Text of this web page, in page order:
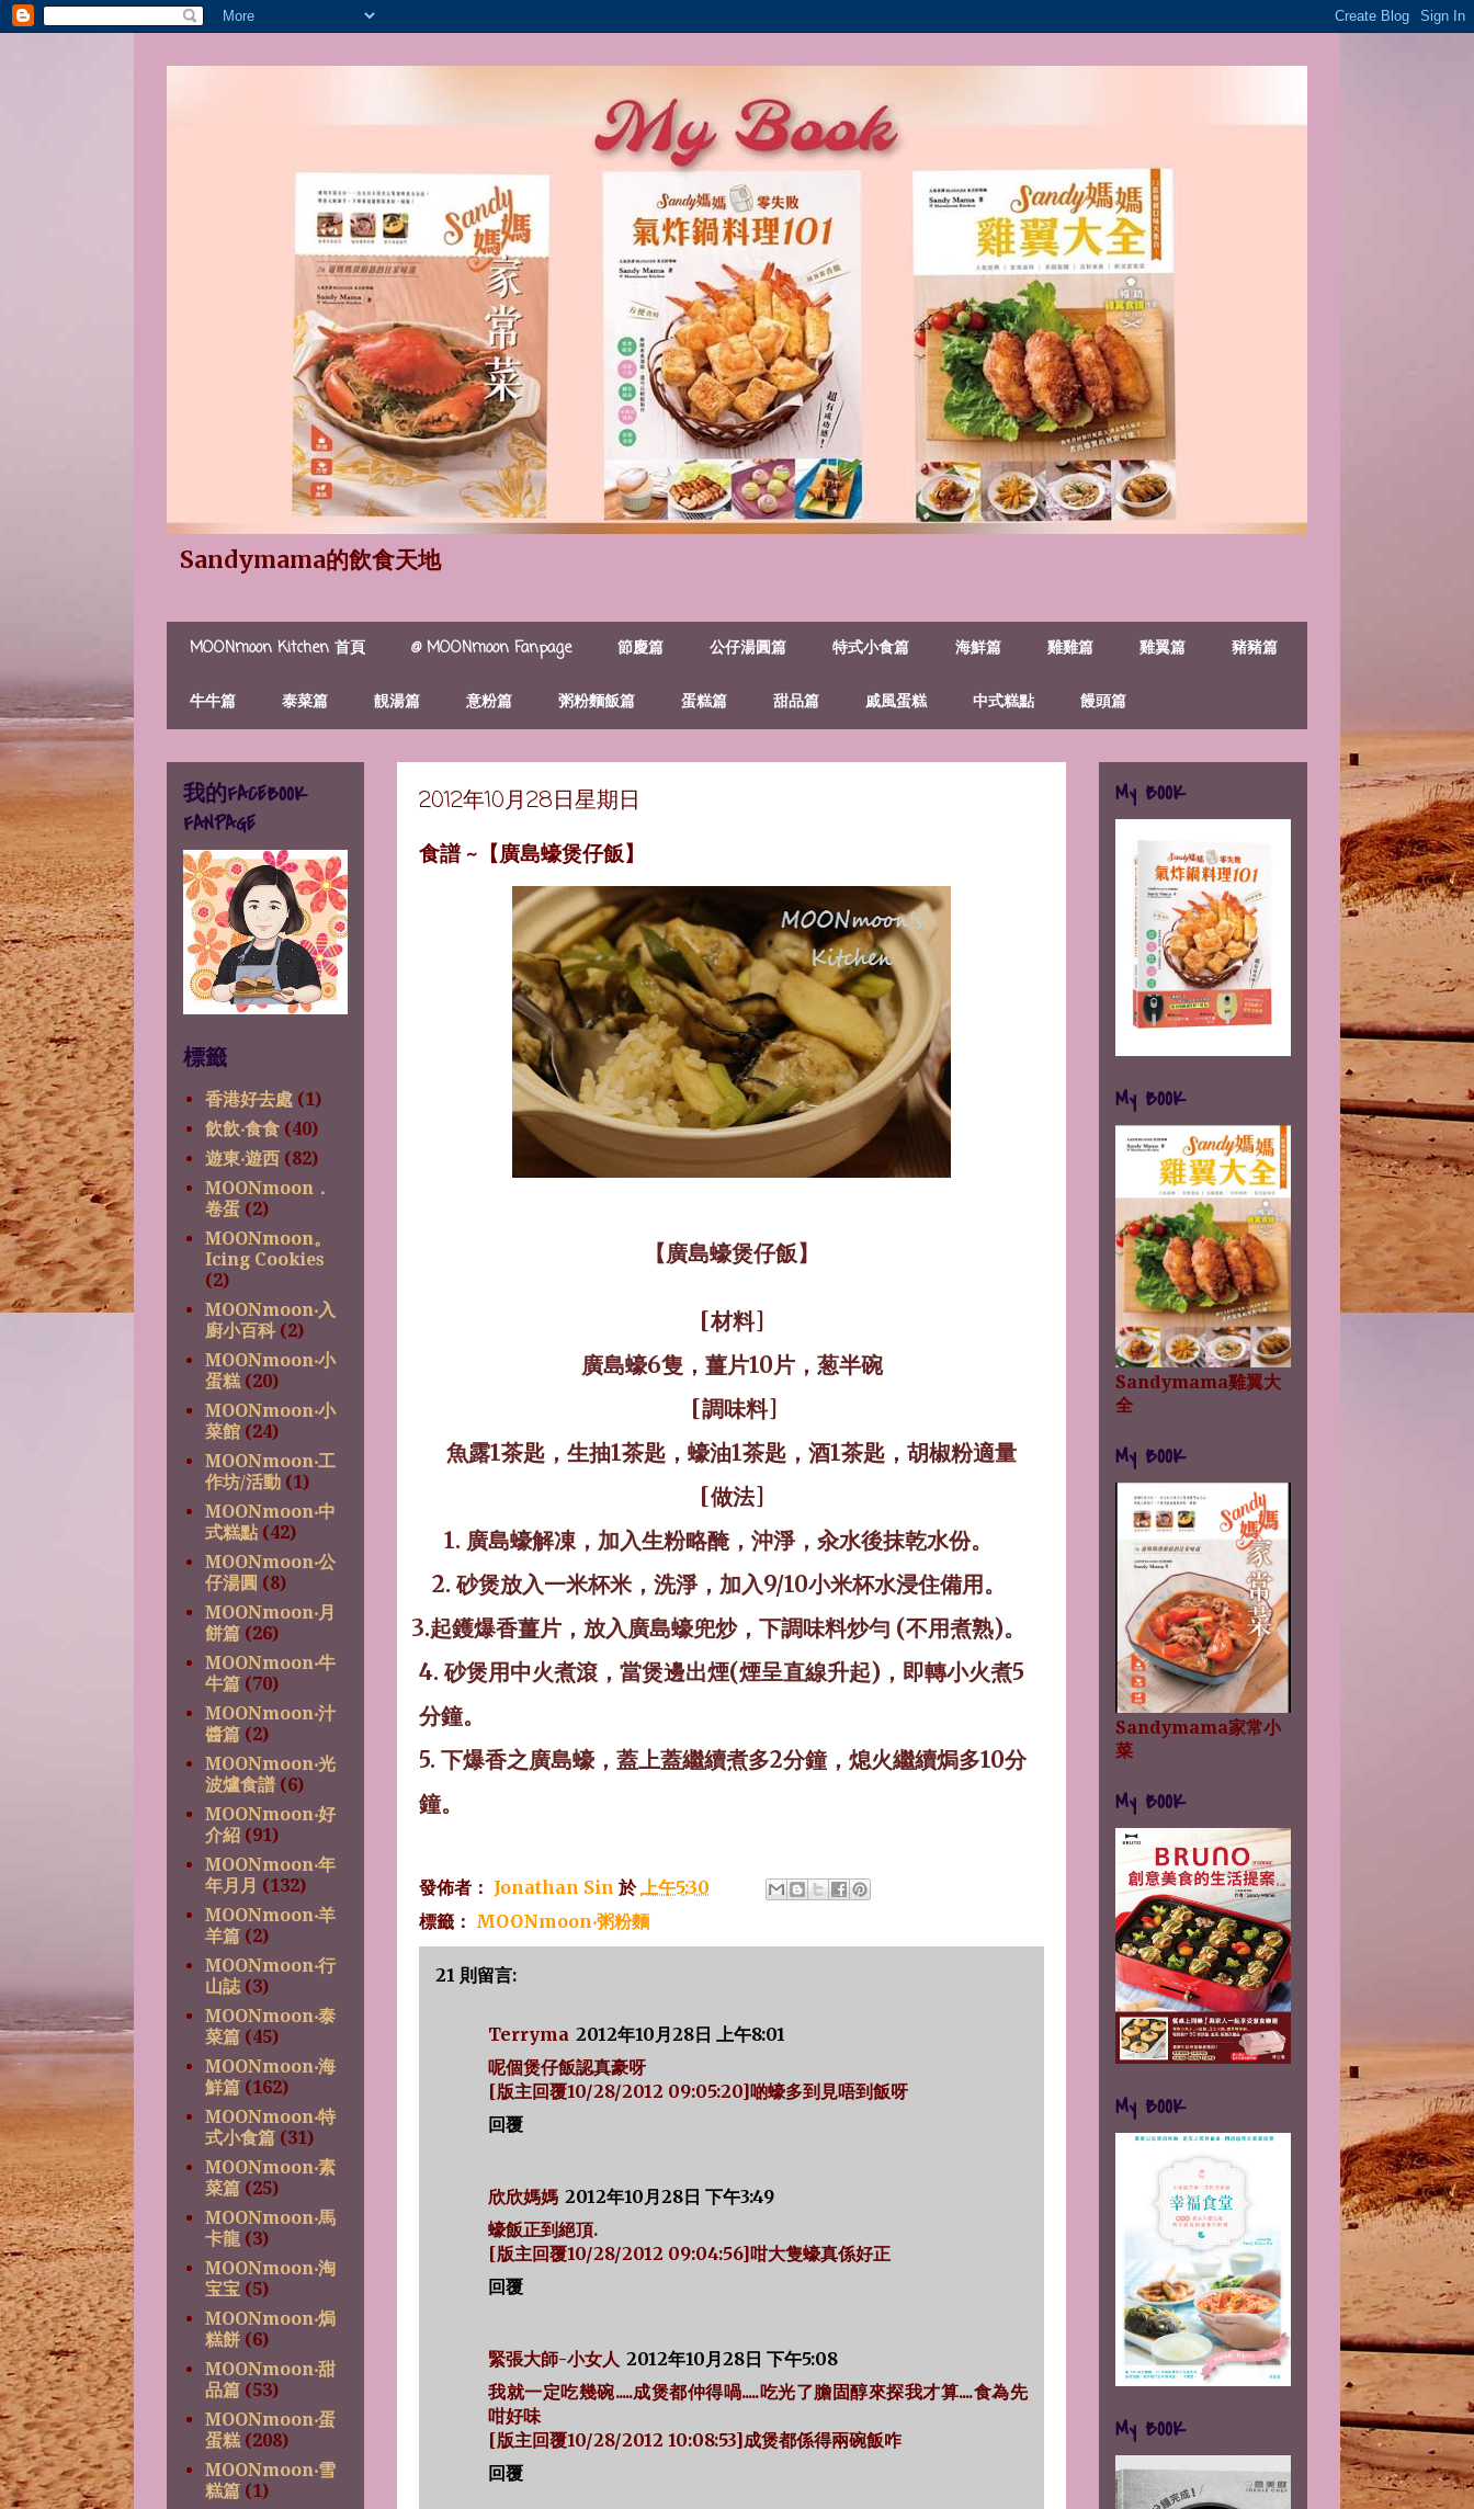
Sandymama的飲食天地
MOONmoon Kitchen 首頁 @ MOONmoon Fanpage 節慶篇 公仔湯圓篇 特式小食篇 海鮮篇 雞雞篇 雞翼篇 豬豬篇
牛牛篇 泰菜篇 靚湯篇 意粉篇 粥粉麵飯篇 蛋糕篇 甜品篇 戚風蛋糕 中式糕點 饅頭篇
2012年10月28日星期日
食譜 ~【廣島蠔煲仔飯】
【廣島蠔煲仔飯】
[材料]
廣島蠔6隻，薑片10片，葱半碗
[調味料]
魚露1茶匙，生抽1茶匙，蠔油1茶匙，酒1茶匙，胡椒粉適量
[做法]
1. 廣島蠔解凍，加入生粉略醃，沖淨，汆水後抹乾水份。
2. 砂煲放入一米杯米，洗淨，加入9/10小米杯水浸住備用。
3.起鑊爆香薑片，放入廣島蠔兜炒，下調味料炒勻 (不用煮熟)。
4. 砂煲用中火煮滾，當煲邊出煙(煙呈直線升起) ，即轉小火煮5
分鐘。
5. 下爆香之廣島蠔，蓋上蓋繼續煮多2分鐘，熄火繼續焗多10分
鐘。
發佈者： Jonathan Sin 於上午5:30
標籤： MOONmoon‧粥粉麵
21 則留言:
Terryma 2012年10月28日 上午8:01
呢個煲仔飯認真豪呀
[版主回覆10/28/2012 09:05:20]啲蠔多到見唔到飯呀
回覆
欣欣媽媽 2012年10月28日 下午3:49
蠔飯正到絕頂.
[版主回覆10/28/2012 09:04:56]咁大隻蠔真係好正
回覆
緊張大師-小女人 2012年10月28日 下午5:08
我就一定吃幾碗.....成煲都仲得喎.....吃光了膽固醇來探我才算....食為先
咁好味
[版主回覆10/28/2012 10:08:53]成煲都係得兩碗飯咋
回覆
我的FACEBOOK
FANPAGE
標籤
香港好去處 (1)
飲飲‧食食 (40)
遊東‧遊西 (82)
MOONmoon．
卷蛋 (2)
MOONmoon。
Icing Cookies
(2)
MOONmoon‧入
廚小百科 (2)
MOONmoon‧小
蛋糕 (20)
MOONmoon‧小
菜館 (24)
MOONmoon‧工
作坊/活動 (1)
MOONmoon‧中
式糕點 (42)
MOONmoon‧公
仔湯圓 (8)
MOONmoon‧月
餅篇 (26)
MOONmoon‧牛
牛篇 (70)
MOONmoon‧汁
醬篇 (2)
MOONmoon‧光
波爐食譜 (6)
MOONmoon‧好
介紹 (91)
MOONmoon‧年
年月月 (132)
MOONmoon‧羊
羊篇 (2)
MOONmoon‧行
山誌 (3)
MOONmoon‧泰
菜篇 (45)
MOONmoon‧海
鮮篇 (162)
MOONmoon‧特
式小食篇 (31)
MOONmoon‧素
菜篇 (25)
MOONmoon‧馬
卡龍 (3)
MOONmoon‧淘
宝宝 (5)
MOONmoon‧焗
糕餅 (6)
MOONmoon‧甜
品篇 (53)
MOONmoon‧蛋
蛋糕 (208)
MOONmoon‧雪
糕篇 (1)
My BOOK
My BOOK
Sandymama雞翼大
全
My BOOK
Sandymama家常小
菜
My BOOK
My BOOK
My BOOK